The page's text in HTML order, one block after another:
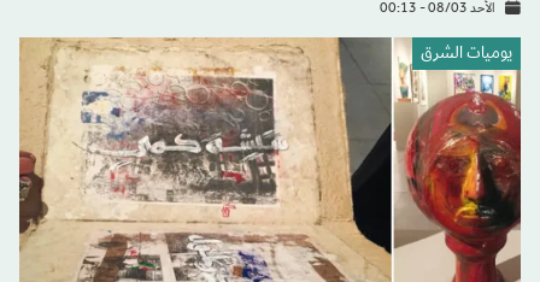
الأحد 08/03 - 00:13
يوميات الشرق